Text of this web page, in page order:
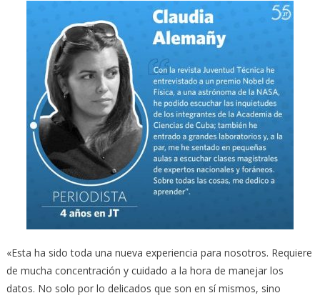
«Esta ha sido toda una nueva experiencia para nosotros. Requiere
de mucha concentración y cuidado a la hora de manejar los
datos. No solo por lo delicados que son en sí mismos, sino